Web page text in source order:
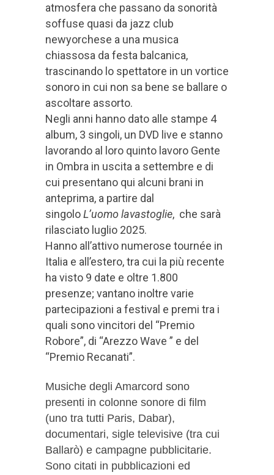
atmosfera che passano da sonorità
soffuse quasi da jazz club
newyorchese a una musica
chiassosa da festa balcanica,
trascinando lo spettatore in un vortice
sonoro in cui non sa bene se ballare o
ascoltare assorto.
Negli anni hanno dato alle stampe 4
album, 3 singoli, un DVD live e stanno
lavorando al loro quinto lavoro Gente
in Ombra in uscita a settembre e di
cui presentano qui alcuni brani in
anteprima, a partire dal
singoloL’uomo lavastoglie, che sarà
rilasciato luglio 2025.
Hanno all’attivo numerose tournée in
Italia e all’estero, tra cui la più recente
ha visto 9 date e oltre 1.800
presenze; vantano inoltre varie
partecipazioni a festival e premi tra i
quali sono vincitori del “Premio
Robore”, di “Arezzo Wave ” e del
“Premio Recanati”.
Musiche degli Amarcord sono
presenti in colonne sonore di film
(uno tra tutti Paris, Dabar),
documentari, sigle televisive (tra cui
Ballarò) e campagne pubblicitarie.
Sono citati in pubblicazioni ed